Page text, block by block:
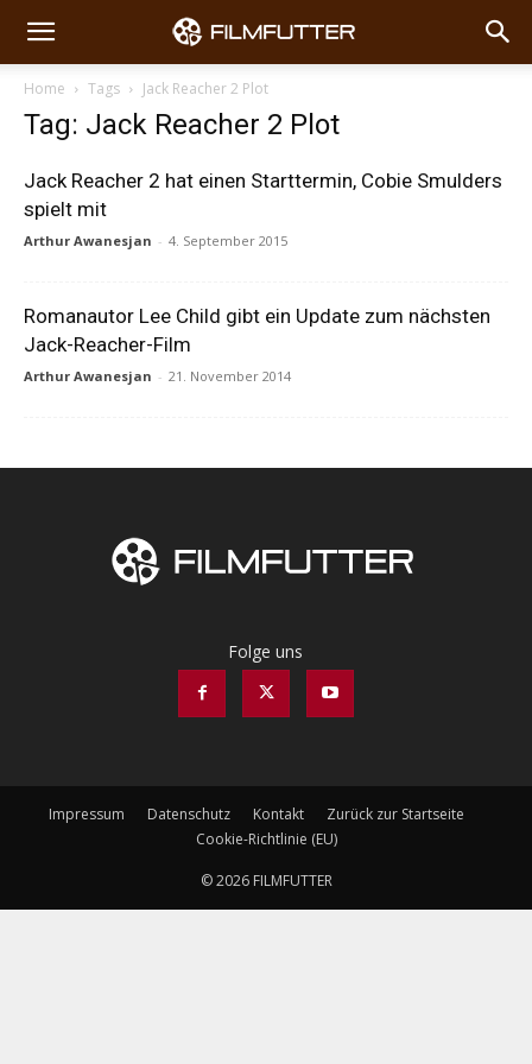
Home Tags Jack Reacher 2 Plot
Tag: Jack Reacher 2 Plot
Jack Reacher 2 hat einen Starttermin, Cobie Smulders
spielt mit
Arthur Awanesjan - 4. September 2015
Romanautor Lee Child gibt ein Update zum nächsten
Jack-Reacher-Film
Arthur Awanesjan - 21. November 2014
Folge uns
Impressum Datenschutz Kontakt
Zurück zur Startseite
Cookie-Richtlinie (EU)
© 2026 FILMFUTTER